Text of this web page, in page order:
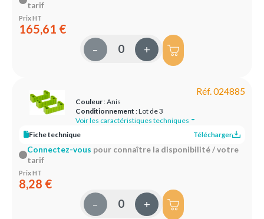
tarif
Prix HT
165,61 €
– +
Réf. 024885
Couleur: Anis
Conditionnement : Lot de 3
Voir les caractéristiques techniques
Fiche technique
Télécharger
Connectez-vous pour connaître la disponibilité / votre
tarif
Prix HT
8,28 €
– +